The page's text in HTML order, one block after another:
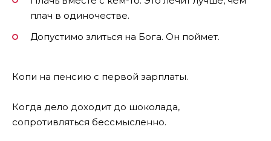
плач в одиночестве.
Допустимо злиться на Бога. Он поймет.
Копи на пенсию с первой зарплаты.
Когда дело доходит до шоколада,
сопротивляться бессмысленно.